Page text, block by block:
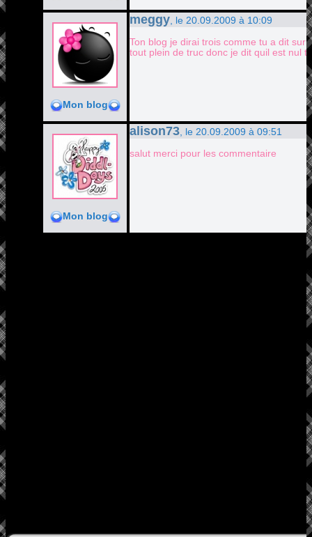
Mon blog
meggy , le 20.09.2009 à 10:09
Ton blog je dirai trois comme tu a dit
tout plein de truc donc je dit quil est nul
Mon blog
alison73 , le 20.09.2009 à 09:51
salut merci pour les commentaire